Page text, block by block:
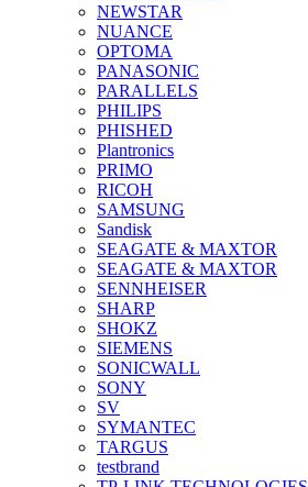
NEWSTAR
NUANCE
OPTOMA
PANASONIC
PARALLELS
PHILIPS
PHISHED
Plantronics
PRIMO
RICOH
SAMSUNG
Sandisk
SEAGATE & MAXTOR
SEAGATE & MAXTOR
SENNHEISER
SHARP
SHOKZ
SIEMENS
SONICWALL
SONY
SV
SYMANTEC
TARGUS
testbrand